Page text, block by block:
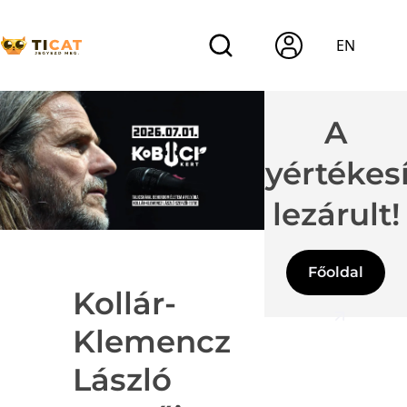
EN
Kollár-
Klemencz
László
A
lezárult!
Főoldal